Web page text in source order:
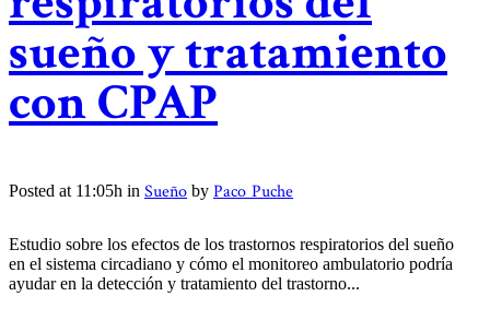
sueño y tratamiento
con CPAP
Posted at 11:05h in Sueño by Paco Puche
Estudio sobre los efectos de los trastornos respiratorios del sueño
en el sistema circadiano y cómo el monitoreo ambulatorio podría
ayudar en la detección y tratamiento del trastorno...